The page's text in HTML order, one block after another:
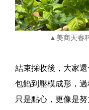
▲美商天睿
結束採收後，大家還
包餡到壓模成形，
只是點心，更像是